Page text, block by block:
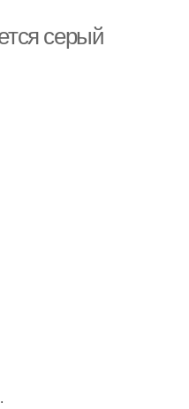
серый